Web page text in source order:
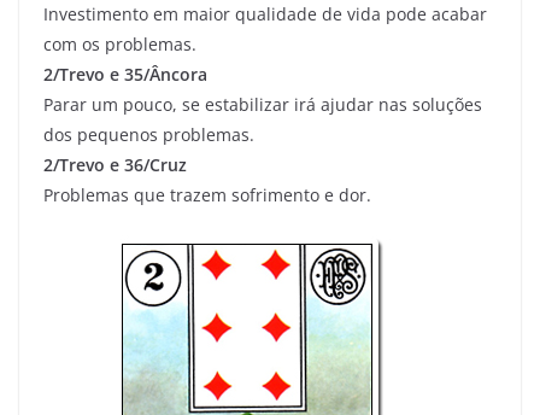
Investimento em maior qualidade de vida pode acabar
com os problemas.
2/Trevo e 35/Âncora
Parar um pouco, se estabilizar irá ajudar nas soluções
dos pequenos problemas.
2/Trevo e 36/Cruz
Problemas que trazem sofrimento e dor.